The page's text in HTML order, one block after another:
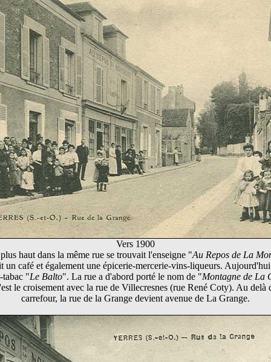
Vers 1900
haut dans la même rue se trouvait l'enseigne "Au Repos de La
un café et également une épicerie-mercerie-vins-liqueurs.
tabac "Le Balto". La rue a d'abord porté le nom de "Montagne de La
le croisement avec la rue de Villecresnes (rue René Coty). Au delà
carrefour, la rue de la Grange devient avenue de La Grange.